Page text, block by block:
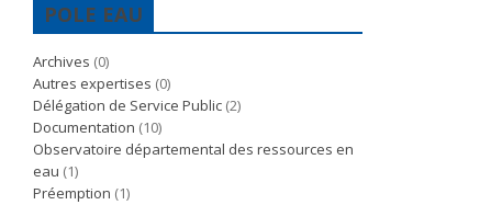
POLE EAU
Archives (0)
Autres expertises (0)
Délégation de Service Public (2)
Documentation (10)
Observatoire départemental des ressources en
eau (1)
Préemption (1)